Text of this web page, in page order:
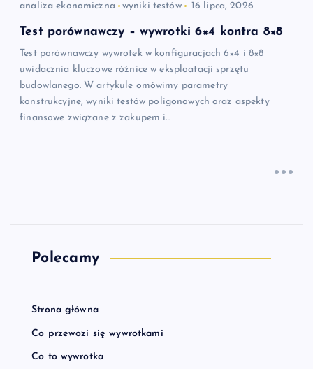
analiza ekonomiczna wyniki testów 16 lipca, 2026
Test porównawczy – wywrotki 6×4 kontra 8×8
Test porównawczy wywrotek w konfiguracjach 6×4 i 8×8
uwidacznia kluczowe różnice w eksploatacji sprzętu
budowlanego. W artykule omówimy parametry
konstrukcyjne, wyniki testów poligonowych oraz aspekty
finansowe związane z zakupem i…
Polecamy
Strona główna
Co przewozi się wywrotkami
Co to wywrotka